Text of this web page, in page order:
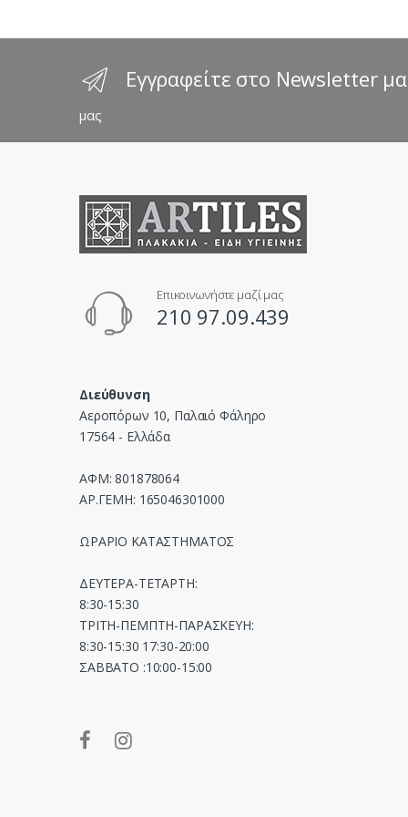
C
o
Εγγραφείτε στο Newsletter
μας
Επικοινωνήστε μαζί μας
210 97.09.439
Διεύθυνση
Αεροπόρων 10, Παλαιό Φάληρο
17564 - Ελλάδα
ΑΦΜ: 801878064
ΑΡ.ΓΕΜΗ: 165046301000
ΩΡΑΡΙΟ ΚΑΤΑΣΤΗΜΑΤΟΣ
ΔΕΥΤΕΡΑ-ΤΕΤΑΡΤΗ:
8:30-15:30
ΤΡΙΤΗ-ΠΕΜΠΤΗ-ΠΑΡΑΣΚΕΥΗ:
8:30-15:30 17:30-20:00
ΣΑΒΒΑΤΟ :10:00-15:00